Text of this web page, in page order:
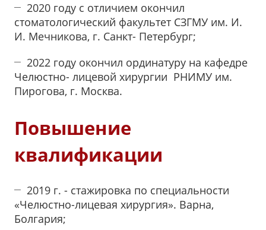
2020 году с отличием окончил
стоматологический факультет СЗГМУ им. И.
И. Мечникова, г. Санкт- Петербург;
2022 году окончил ординатуру на кафедре
Челюстно- лицевой хирургии РНИМУ им.
Пирогова, г. Москва.
Повышение
квалификации
2019 г. - стажировка по специальности
«Челюстно-лицевая хирургия». Варна,
Болгария;